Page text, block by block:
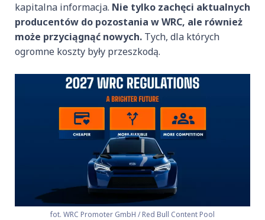
kapitalna informacja. Nie tylko zachęci aktualnych
producentów do pozostania w WRC, ale również
może przyciągnąć nowych. Tych, dla których
ogromne koszty były przeszkodą.
fot. WRC Promoter GmbH / Red Bull Content Pool